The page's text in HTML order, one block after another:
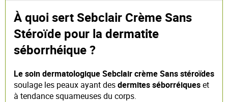
À quoi sert Sebclair Crème Sans
Stéroïde pour la dermatite
séborrhéique ?
Le soin dermatologique Sebclair crème Sans stéroïdes
soulage les peaux ayant desdermites séborréiqueset
à tendance squameuses du corps.